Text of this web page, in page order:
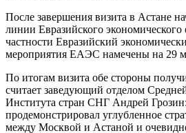
После завершения визита в Астане
линии Евразийского
частности Евразийский
мероприятия ЕАЭС намечены на 29
По итогам визита обе стороны
считает заведующий отделом
Института стран СНГ Андрей
продемонстрировал углубленное
между Москвой и Астаной и